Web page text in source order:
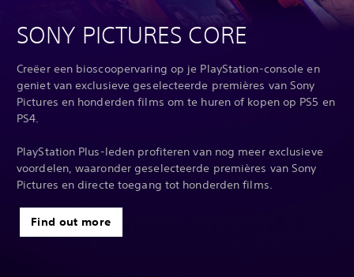
SONY PICTURES CORE
Creëer een bioscoopervaring op je PlayStation-console en
geniet van exclusieve geselecteerde premières van Sony
Pictures en honderden films om te huren of kopen op PS5 en
PS4.‎
PlayStation Plus-leden profiteren van nog meer exclusieve
voordelen, waaronder geselecteerde premières van Sony
Pictures en directe toegang tot honderden films.
Find out more